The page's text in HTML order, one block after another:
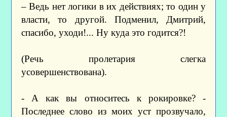
– Ведь нет логики в их действиях; то один у
власти, то другой. Подменил, Дмитрий,
спасибо, уходи!... Ну куда это годится?!
(Речь пролетария слегка
усовершенствована).
- А как вы относитесь к рокировке? -
Последнее слово из моих уст прозвучало,